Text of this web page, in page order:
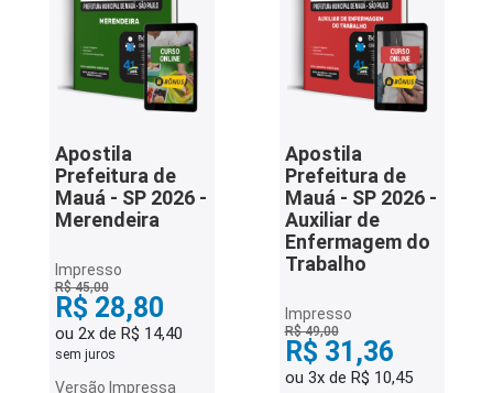
Apostila
Prefeitura de
Mauá - SP 2026 -
Merendeira
Impresso
R$ 45,00
R$ 28,80
ou 2x de R$ 14,40
sem juros
Versão Impressa
Apostila
Prefeitura de
Mauá - SP 2026 -
Auxiliar de
Enfermagem do
Trabalho
Impresso
R$ 49,00
R$ 31,36
ou 3x de R$ 10,45